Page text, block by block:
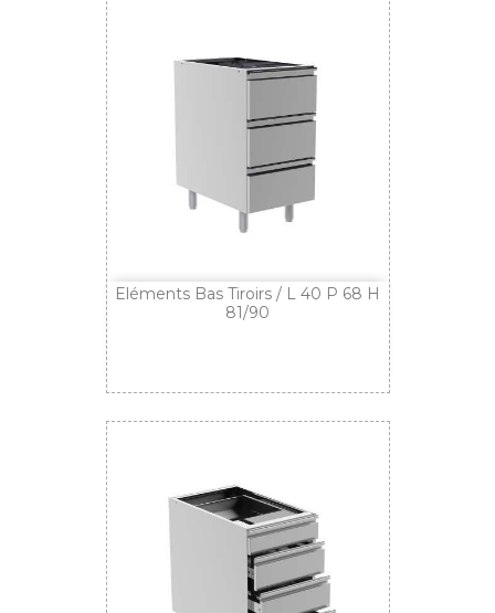
Eléments Bas Tiroirs / L 40 P 68 H
81/90